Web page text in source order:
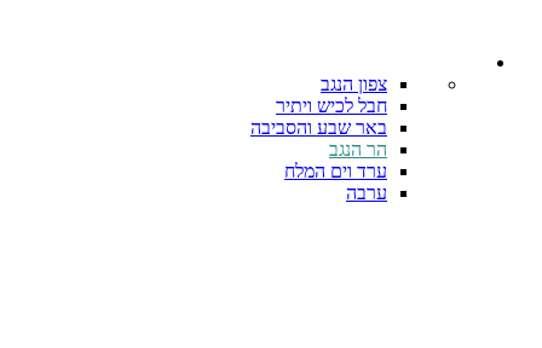
צפון הנגב
חבל לכיש ויתיר
באר שבע והסביבה
הר הנגב
ערד וים המלח
ערבה